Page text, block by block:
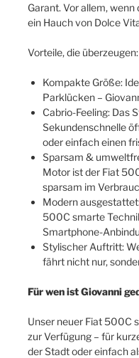
Garant. Vor allem,
ein Hauch von Dolce
Vorteile, die überzeugen:
Kompakte Größe:
Parklücken –
Cabrio-Feeling: Das
Sekundenschnelle
oder einfach einen
Sparsam &
Motor ist der Fiat
sparsam im
Modern
500C smarte
Smartphone-
Stylischer Auftritt:
fährt nicht nur,
Für wen ist Giovanni
Unser neuer Fiat 500C
zur Verfügung – für
der Stadt oder einfach